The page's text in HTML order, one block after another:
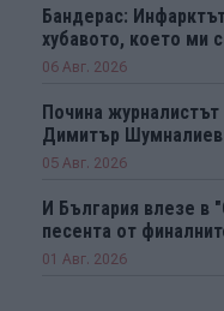
Бандерас:
хубавото, което ми
06 Авг. 2026
Почина
Димитър Шумналиев
05 Авг. 2026
И България влезе в
песента от
01 Авг. 2026